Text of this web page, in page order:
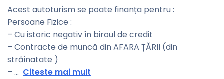
Acest autoturism se poate finanța pentru :
Persoane Fizice :
– Cu istoric negativ în biroul de credit
– Contracte de muncă din AFARA ȚĂRII (din
străinatate )
– ... Citeste mai mult